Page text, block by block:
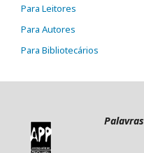
Para Leitores
Para Autores
Para Bibliotecários
Palavras